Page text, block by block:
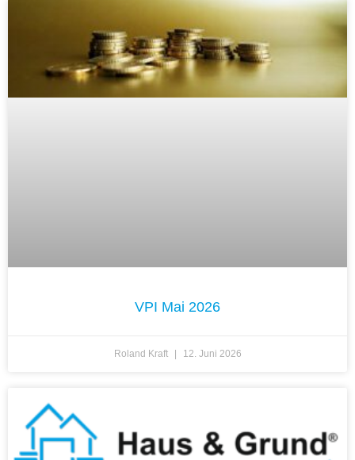
VPI Mai 2026
Roland Kraft 12. Juni 2026